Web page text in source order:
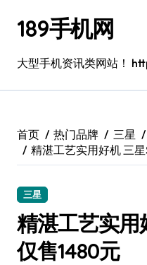
189手机网
大型手机资讯类网站！
首页 热门品牌 三星
精湛工艺实用好机 三
三星
精湛工艺实用
仅售1480元